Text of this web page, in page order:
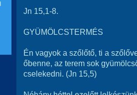
Jn 15,1-8.
GYÜMÖLCSTERMÉS
Én vagyok a szőlőtő, ti a
őbenne, az terem sok
cselekedni. (Jn 15,5)